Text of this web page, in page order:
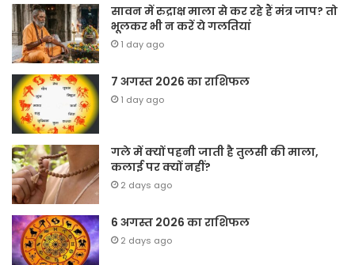
सावन में रुद्राक्ष माला से कर रहे हैं मंत्र जाप? तो
भूलकर भी न करें ये गलतियां
1 day ago
7 अगस्त 2026 का राशिफल
1 day ago
गले में क्यों पहनी जाती है तुलसी की माला,
कलाई पर क्यों नहीं?
2 days ago
6 अगस्त 2026 का राशिफल
2 days ago